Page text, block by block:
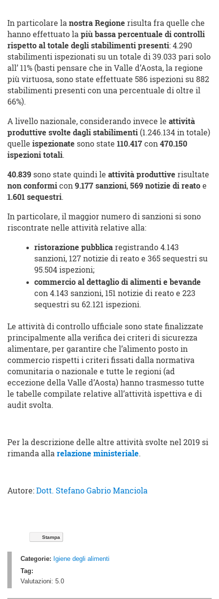
In particolare la nostra Regione risulta fra quelle che
hanno effettuato la più bassa percentuale di controlli
rispetto al totale degli stabilimenti presenti: 4.290
stabilimenti ispezionati su un totale di 39.033 pari solo
all’ 11% (basti pensare che in Valle d’Aosta, la regione
più virtuosa, sono state effettuate 586 ispezioni su 882
stabilimenti presenti con una percentuale di oltre il
66%).
A livello nazionale, considerando invece le attività
produttive svolte dagli stabilimenti (1.246.134 in totale)
quelle ispezionate sono state 110.417 con 470.150
ispezioni totali.
40.839 sono state quindi le attività produttive risultate
non conformi con 9.177 sanzioni, 569 notizie di reato e
1.601 sequestri.
In particolare, il maggior numero di sanzioni si sono
riscontrate nelle attività relative alla:
ristorazione pubblica registrando 4.143
sanzioni, 127 notizie di reato e 365 sequestri su
95.504 ispezioni;
commercio al dettaglio di alimenti e bevande
con 4.143 sanzioni, 151 notizie di reato e 223
sequestri su 62.121 ispezioni.
Le attività di controllo ufficiale sono state finalizzate
principalmente alla verifica dei criteri di sicurezza
alimentare, per garantire che l’alimento posto in
commercio rispetti i criteri fissati dalla normativa
comunitaria o nazionale e tutte le regioni (ad
eccezione della Valle d’Aosta) hanno trasmesso tutte
le tabelle compilate relative all’attività ispettiva e di
audit svolta.
Per la descrizione delle altre attività svolte nel 2019 si
rimanda alla relazione ministeriale.
Autore: Dott. Stefano Gabrio Manciola
Stampa
Categorie: Igiene degli alimenti
Tag:
Valutazioni: 5.0